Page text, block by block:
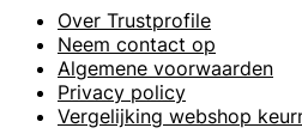
Over Trustprofile
Neem contact op
Algemene voorwaarden
Privacy policy
Vergelijking webshop